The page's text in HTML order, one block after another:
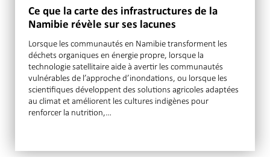
Ce que la carte des infrastructures de la
Namibie révèle sur ses lacunes
Lorsque les communautés en Namibie transforment les
déchets organiques en énergie propre, lorsque la
technologie satellitaire aide à avertir les communautés
vulnérables de l’approche d’inondations, ou lorsque les
scientifiques développent des solutions agricoles adaptées
au climat et améliorent les cultures indigènes pour
renforcer la nutrition,…